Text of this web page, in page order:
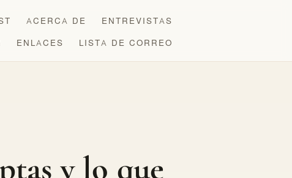
ACERCA DE
ENTREVISTAS
ENLACES LISTA DE CORREO
y lo que